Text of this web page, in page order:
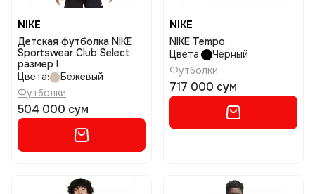
NIKE
Детская футболка NIKE
Sportswear Club Select
размер l
Цвета:
Бежевый
Футболки
504 000 сум
NIKE
NIKE Tempo
Цвета:
Черный
Футболки
717 000 сум